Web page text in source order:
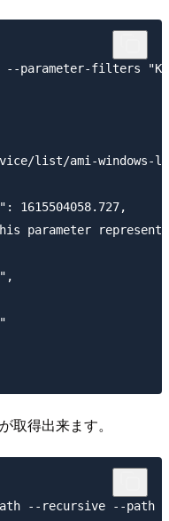
--parameter-filters
list/ami-windows-
1615504058.727,
parameter
取得出来ます。
--recursive --